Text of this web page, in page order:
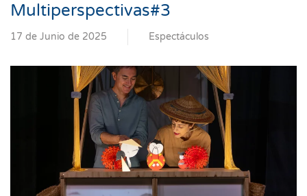
Multiperspectivas#3
17 de Junio de 2025 Espectáculos